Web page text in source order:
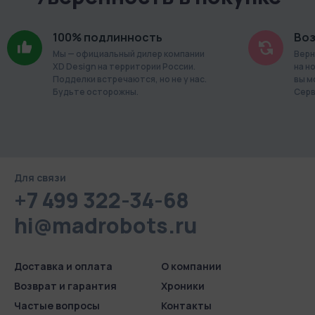
часов
Количество пользователей: 1
До 10 минут экспорт видео в формат MP4
1 камера на аккаунте
Публичные трансляции
Cloud
Количество пользователей: 25
До 8 часов экспорт видео в формат MP4
100% подлинность
Мы — официальный дилер компании
XD Design на территории России.
Подделки встречаются, но не у нас.
Будьте осторожны.
на
вы
Для связи
+7 499 322-34-68
hi@madrobots.ru
Доставка и оплата
Возврат и гарантия
Частые вопросы
О компании
Хроники
Контакты